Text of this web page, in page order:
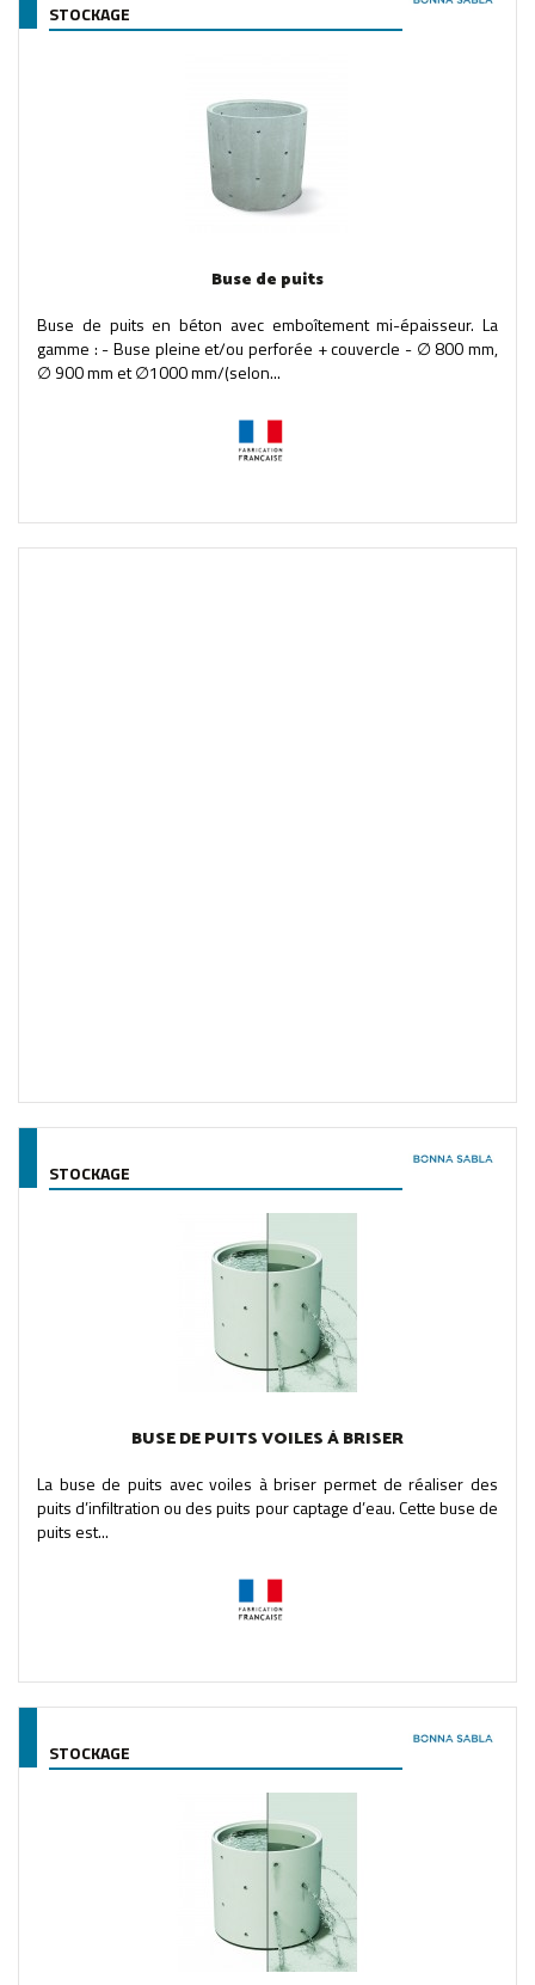
STOCKAGE
Buse de puits
Buse de puits en béton avec emboîtement mi-épaisseur. La
gamme : - Buse pleine et/ou perforée + couvercle - ∅ 800 mm,
∅ 900 mm et ∅1000 mm/(selon...
STOCKAGE
BUSE DE PUITS VOILES À BRISER
La buse de puits avec voiles à briser permet de réaliser des
puits d’infiltration ou des puits pour captage d’eau. Cette buse de
puits est...
STOCKAGE